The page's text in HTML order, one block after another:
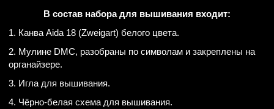
В состав набора для вышивания входит:
1. Канва Aida 18 (Zweigart) белого цвета.
2. Мулине DMC, разобраны по символам и закреплены на
органайзере.
3. Игла для вышивания.
4. Чёрно-белая схема для вышивания.